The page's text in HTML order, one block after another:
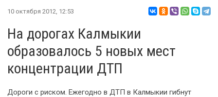
10 октября 2012, 12:53
На дорогах Калмыкии
образовалось 5 новых мест
концентрации ДТП
Дороги с риском. Ежегодно в ДТП в Калмыкии гибнут